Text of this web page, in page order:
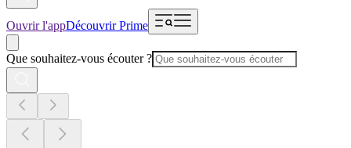
Ouvrir l'appDécouvrir Prime
Que souhaitez-vous écouter ?